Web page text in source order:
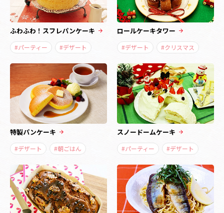
ふわふわ！スフレパンケーキ
#パーティー #デザート
ロールケーキタワー
#デザート #クリスマス
特製パンケーキ
#デザート #朝ごはん
スノードームケーキ
#パーティー #デザート